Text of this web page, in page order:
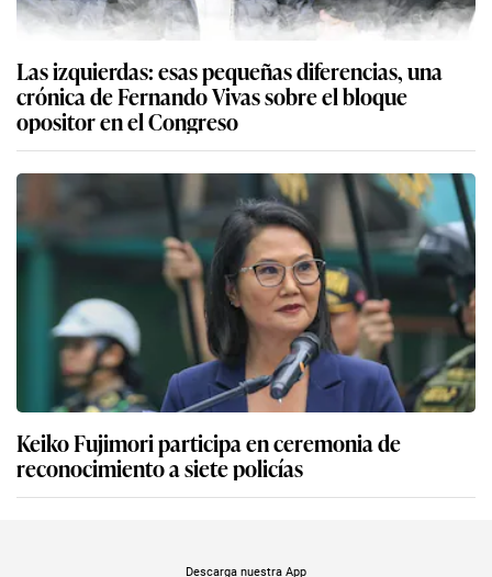
Las izquierdas: esas pequeñas diferencias, una
crónica de Fernando Vivas sobre el bloque
opositor en el Congreso
Keiko Fujimori participa en ceremonia de
reconocimiento a siete policías
Descarga nuestra App